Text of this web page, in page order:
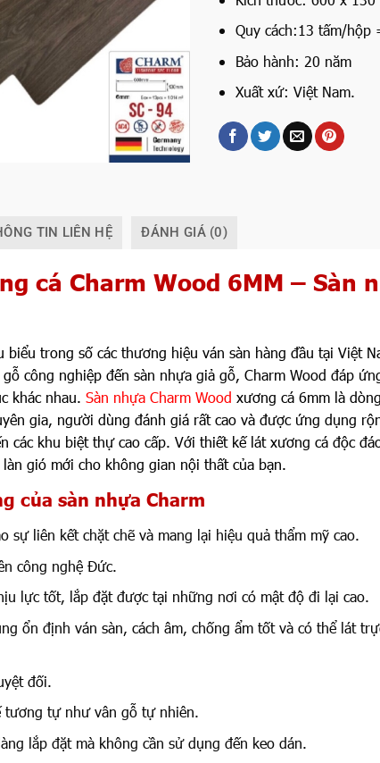
Quy cách:13 tấm/hộp
Bảo hành: 20 năm
Xuất xứ: Việt Nam.
TIN LIÊN HỆ ĐÁNH GIÁ (0)
cá Charm Wood 6MM – Sàn
biểu trong số các thương hiệu ván sàn hàng đầu tại Việt
công nghiệp đến sàn nhựa giả gỗ, Charm Wood đáp
khác nhau. Sàn nhựa Charm Wood xương cá 6mm là
gia, người dùng đánh giá rất cao và được ứng dụng
các khu biệt thự cao cấp. Với thiết kế lát xương cá độc
gió mới cho không gian nội thất của bạn.
của sàn nhựa Charm
sự liên kết chặt chẽ và mang lại hiệu quả thẩm mỹ cao.
công nghệ Đức.
lực tốt, lắp đặt được tại những nơi có mật độ đi lại cao.
ổn định ván sàn, cách âm, chống ẩm tốt và có thể lát
đối.
tương tự như vân gỗ tự nhiên.
lắp đặt mà không cần sử dụng đến keo dán.